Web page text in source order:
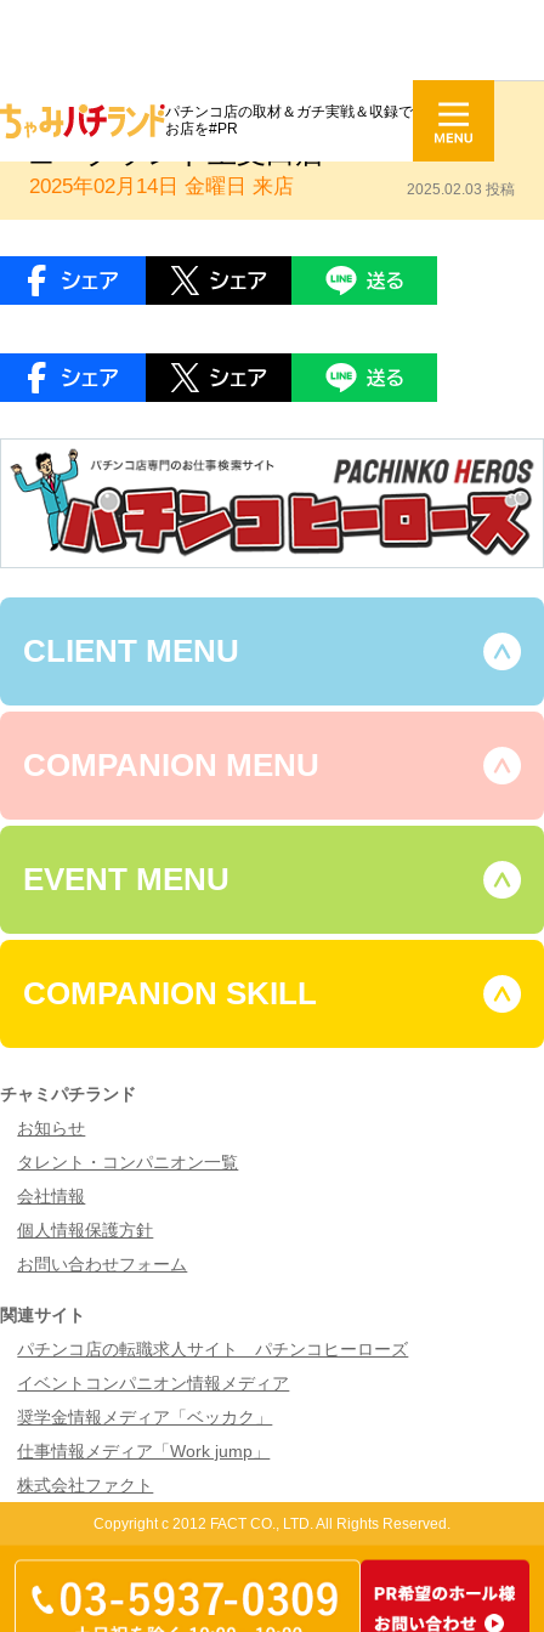
パチンコ店の取材＆ガチ実戦＆収録で
お店を#PR
ちゃみパチランド来店実戦PR：ニ
2025年02月14日 金曜日 来店 2025.02.03 投稿
CLIENT MENU
COMPANION MENU
EVENT MENU
COMPANION SKILL
チャミパチランド
お知らせ
タレント・コンパニオン一覧
会社情報
個人情報保護方針
お問い合わせフォーム
関連サイト
パチンコ店の転職求人サイト パチンコヒーローズ
イベントコンパニオン情報メディア
奨学金情報メディア「ベッカク」
仕事情報メディア「Work jump」
株式会社ファクト
Copyright c 2012 FACT CO., LTD. All Rights Reserved.